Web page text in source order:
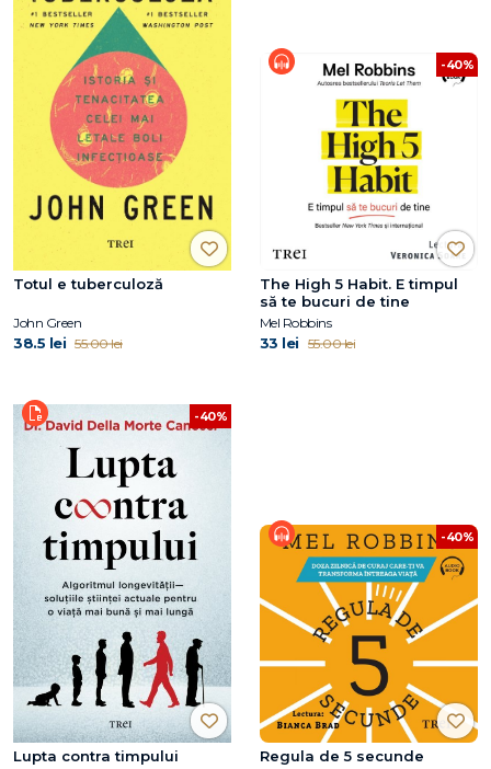
Totul e tuberculoză
John Green
38.5 lei 55.00 lei
-40%
The High 5 Habit. E timpul
să te bucuri de tine
Mel Robbins
33 lei 55.00 lei
-40%
Lupta contra timpului
-40%
Regula de 5 secunde